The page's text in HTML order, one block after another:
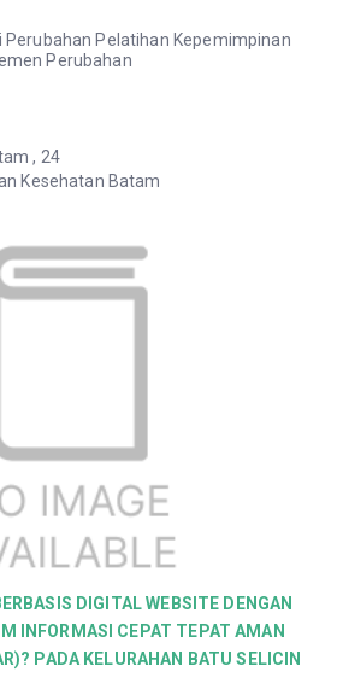
Perubahan Pelatihan Kepemimpinan
Perubahan
, 24
Kesehatan Batam
DIGITAL WEBSITE DENGAN
INFORMASI CEPAT TEPAT AMAN
PADA KELURAHAN BATU SELICIN